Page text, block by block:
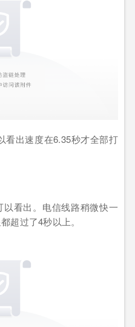
看出速度在6.35秒才全部打
看出。电信线路稍微快一
超过了4秒以上。